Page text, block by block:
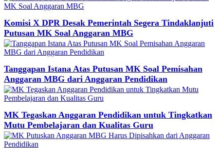
Komisi X DPR Desak Pemerintah Segera Tindaklanjuti
Putusan MK Soal Anggaran MBG
Tanggapan Istana Atas Putusan MK Soal Pemisahan
Anggaran MBG dari Anggaran Pendidikan
MK Tegaskan Anggaran Pendidikan untuk Tingkatkan
Mutu Pembelajaran dan Kualitas Guru